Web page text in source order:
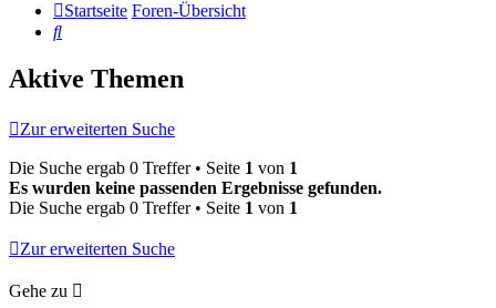
Startseite Foren-Übersicht
Suche
Aktive Themen
Zur erweiterten Suche
Die Suche ergab 0 Treffer • Seite 1 von 1
Es wurden keine passenden Ergebnisse gefunden.
Die Suche ergab 0 Treffer • Seite 1 von 1
Zur erweiterten Suche
Gehe zu